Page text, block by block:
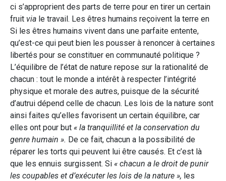
ci s’approprient des parts de terre pour en tirer un certain
fruit via le travail. Les êtres humains reçoivent la terre en
Si les êtres humains vivent dans une parfaite entente,
qu’est-ce qui peut bien les pousser à renoncer à certaines
libertés pour se constituer en communauté politique ?
L’équilibre de l’état de nature repose sur la rationalité de
chacun : tout le monde a intérêt à respecter l’intégrité
physique et morale des autres, puisque de la sécurité
d’autrui dépend celle de chacun. Les lois de la nature sont
ainsi faites qu’elles favorisent un certain équilibre, car
elles ont pour but « la tranquillité et la conservation du
genre humain ». De ce fait, chacun a la possibilité de
réparer les torts qui peuvent lui être causés. Et c’est là
que les ennuis surgissent. Si « chacun a le droit de punir
les coupables et d’exécuter les lois de la nature », les